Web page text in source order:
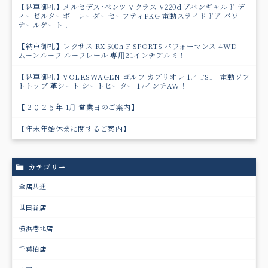
【納車御礼】メルセデス･ベンツ Vクラス V220d アバンギャルド デ
ィーゼルターボ レーダーセーフティPKG 電動スライドドア パワ－
テールゲート！
【納車御礼】レクサス RX 500h F SPORTS パフォーマンス 4WD
ムーンルーフ ルーフレール 専用21インチアルミ！
【納車御礼】VOLKSWAGEN ゴルフ カブリオレ 1.4 TSI 電動ソフ
トトップ 革シート シートヒーター 17インチAW！
【２０２５年 1月 営業日のご案内】
【年末年始休業に関するご案内】
カテゴリー
全店共通
世田谷店
横浜港北店
千葉柏店